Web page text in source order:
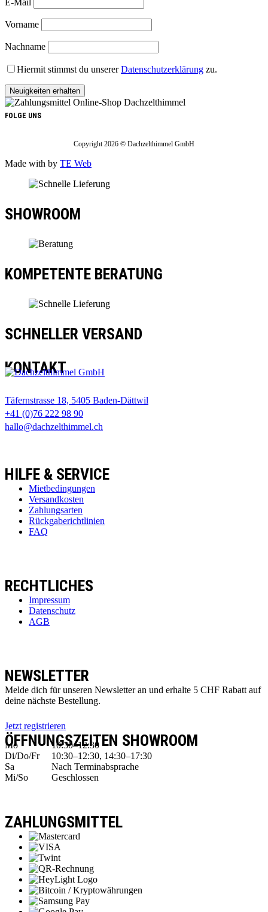
Vorname
Nachname
Hiermit stimmst du unsererDatenschutzerklärung zu.
FOLGE UNS
Copyright 2026 © Dachzelthimmel GmbH
Made with by TE Web
SHOWROOM
KOMPETENTE BERATUNG
SCHNELLER VERSAND
KONTAKT
Täfernstrasse 18, 5405 Baden-Dättwil
+41 (0)76 222 98 90
hallo@dachzelthimmel.ch
HILFE & SERVICE
Mietbedingungen
Versandkosten
Zahlungsarten
Rückgaberichtlinien
FAQ
RECHTLICHES
Impressum
Datenschutz
AGB
NEWSLETTER
Melde dich für unseren Newsletter an und erhalte 5 CHF Rabatt auf
deine nächste Bestellung.
Jetzt registrieren
ÖFFNUNGSZEITEN SHOWROOM
Mo
10:30–12:30
Di/Do/Fr
10:30–12:30, 14:30–17:30
Sa
Nach Terminabsprache
Mi/So
Geschlossen
ZAHLUNGSMITTEL